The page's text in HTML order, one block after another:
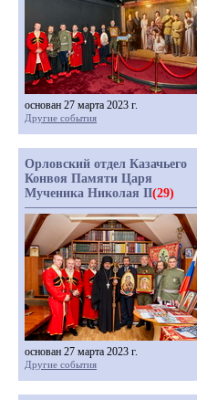
основан 27 марта 2023 г.
Другие события
Орловский отдел Казачьего
Конвоя Памяти Царя
Мученика Николая II(29)
основан 27 марта 2023 г.
Другие события